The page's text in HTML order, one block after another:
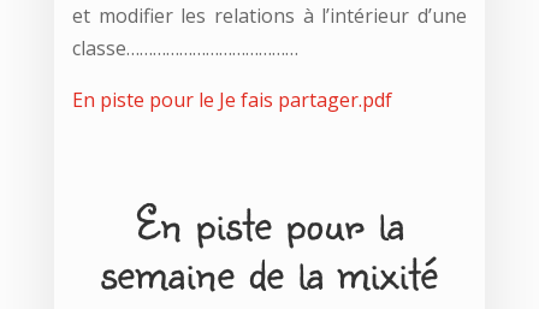
et modifier les relations à l’intérieur d’une
classe…………………………………
En piste pour le Je fais partager.pdf
En piste pour la
semaine de la mixité